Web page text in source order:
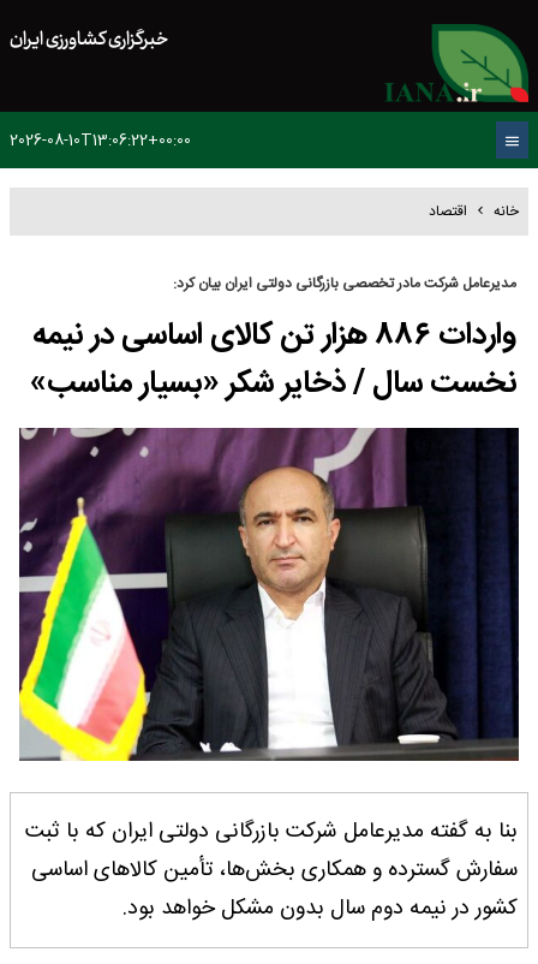
خبرگزاری کشاورزی ایران
2026-08-10T13:06:22+00:00
خانه اقتصاد
مدیرعامل شرکت مادر تخصصی بازرگانی دولتی ایران بیان کرد:
واردات ۸۸۶ هزار تن کالای اساسی در نیمه
نخست سال / ذخایر شکر «بسیار مناسب»
بنا به گفته مدیرعامل شرکت بازرگانی دولتی ایران که با ثبت
سفارش گسترده و همکاری بخش‌ها، تأمین کالاهای اساسی
کشور در نیمه دوم سال بدون مشکل خواهد بود.